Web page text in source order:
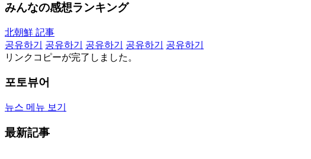
みんなの感想ランキング
北朝鮮 記事
공유하기
공유하기 공유하기 공유하기
공유하기
リンクコピーが完了しました。
포토뷰어
뉴스 메뉴 보기
最新記事